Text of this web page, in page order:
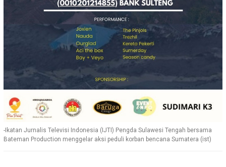
-Ikatan Jurnalis Televisi Indonesia (IJTI) Pengda Sulawesi Tengah bersama
Bateman Production menggelar aksi peduli korban bencana Sumatera (ist)